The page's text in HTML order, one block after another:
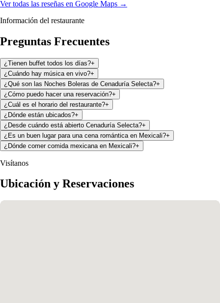
Ver todas las reseñas en Google Maps →
Información del restaurante
Preguntas Frecuentes
¿Tienen buffet todos los días?+
¿Cuándo hay música en vivo?+
¿Qué son las Noches Boleras de Cenaduría Selecta?+
¿Cómo puedo hacer una reservación?+
¿Cuál es el horario del restaurante?+
¿Dónde están ubicados?+
¿Desde cuándo está abierto Cenaduría Selecta?+
¿Es un buen lugar para una cena romántica en Mexicali?+
¿Dónde comer comida mexicana en Mexicali?+
Visítanos
Ubicación y Reservaciones